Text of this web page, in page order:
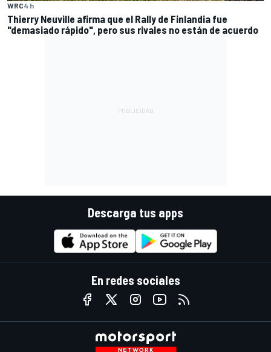
WRC4 h
Thierry Neuville afirma que el Rally de Finlandia fue
"demasiado rápido", pero sus rivales no están de acuerdo
Descarga tus apps
En redes sociales